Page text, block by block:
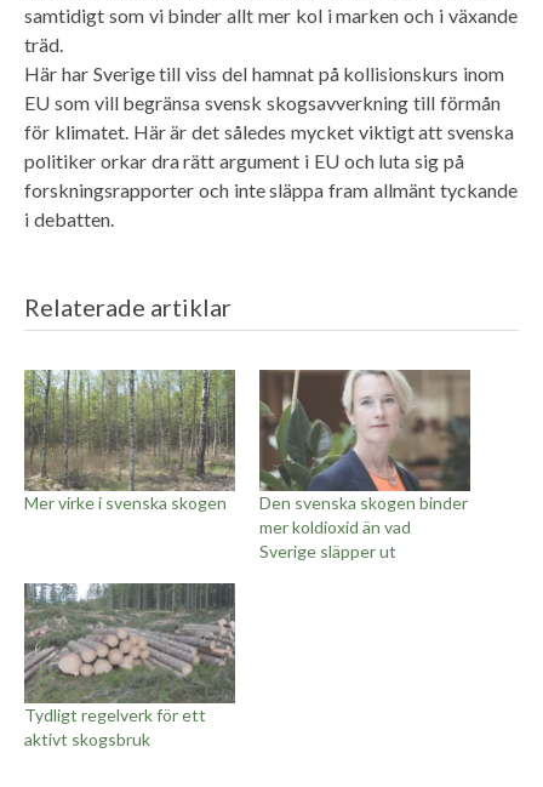
samtidigt som vi binder allt mer kol i marken och i växande
träd.
Här har Sverige till viss del hamnat på kollisionskurs inom
EU som vill begränsa svensk skogsavverkning till förmån
för klimatet. Här är det således mycket viktigt att svenska
politiker orkar dra rätt argument i EU och luta sig på
forskningsrapporter och inte släppa fram allmänt tyckande
i debatten.
Relaterade artiklar
Mer virke i svenska skogen
Den svenska skogen binder
mer koldioxid än vad
Sverige släpper ut
Tydligt regelverk för ett
aktivt skogsbruk